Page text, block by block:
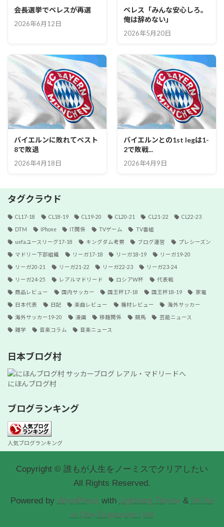
会長選挙でペレスが再選
2026年6月12日
ペレス「みんな安心しろ。
俺は辞めない」
2026年5月20日
バイエルンに敗れてベスト
8で敗退
2026年4月18日
バイエルンとの1st legは1-
2で敗戦...
2026年4月9日
タグクラウド
CL17-18 CL18-19 CL19-20 CL20-21 CL21-22 CL22-23
DTM IPhone IT関係 TVゲーム TV番組
uefaユースリーグ17-18 キングダム考察 ブログ運営 プレシーズン
マドリー下部組織 リーガ17-18 リーガ18-19 リーガ19-20
リーガ20-21 リーガ21-22 リーガ22-23 リーガ23-24
リーガ24-25 レアルマドリード ロシアW杯 代表戦
商品レビュー 国内サッカー 国王杯17-18 国王杯18-19 家電
日本代表 日記 楽曲レビュー 機材レビュー 海外サッカー
海外サッカー19-20 漫画 移籍関係 競馬 芸能ニュース
雑学 音楽コラム 音楽ニュース
日本ブログ村
にほんブログ村
ブログランキング
人気ブログランキング
Copyright © 誰もが人生をノーミスでクリアしたい
All Rights Reserved.
Powered by WordPress with Lightning Theme & VK All
in One Expansion Unit